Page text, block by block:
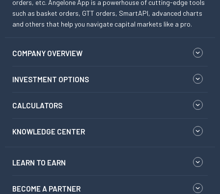
orders, etc. Angelone App is a powerhouse of cutting-edge tools
such as basket orders, GTT orders, SmartAPI, advanced charts
and others that help you navigate capital markets like a pro.
COMPANY OVERVIEW
INVESTMENT OPTIONS
CALCULATORS
KNOWLEDGE CENTER
LEARN TO EARN
BECOME A PARTNER